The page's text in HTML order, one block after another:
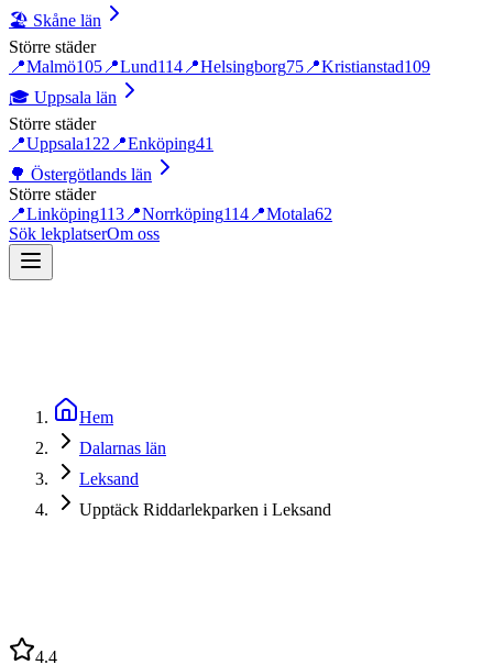
🏖️ Skåne län
Större städer
📍Malmö105 📍Lund114 📍Helsingborg75 📍Kristianstad109
🎓 Uppsala län
Större städer
📍Uppsala122 📍Enköping41
🌳 Östergötlands län
Större städer
📍Linköping113 📍Norrköping114 📍Motala62
Sök lekplatserOm oss
Hem
Dalarnas län
Leksand
Upptäck Riddarlekparken i Leksand
4.4